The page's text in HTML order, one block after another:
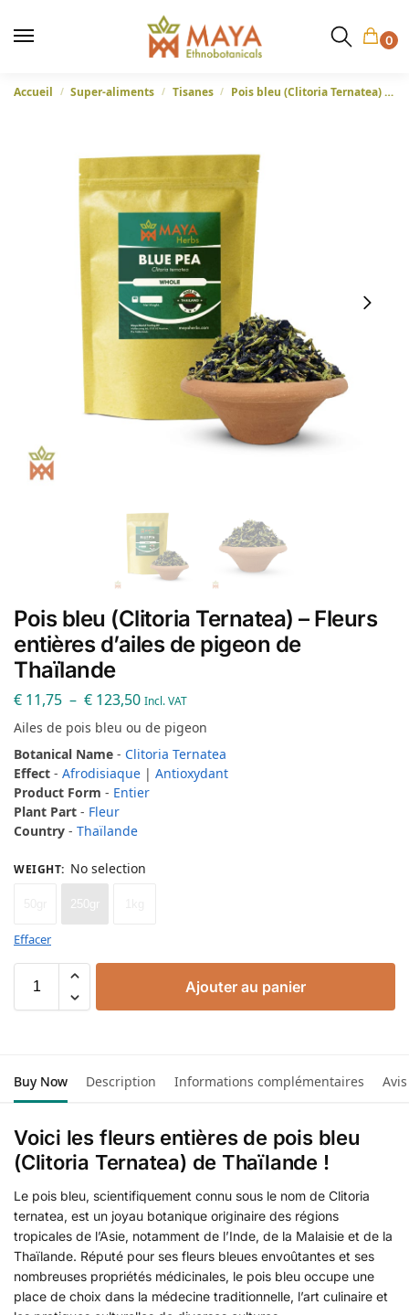
0
Accueil / Super-aliments / Tisanes / Pois bleu (Clitoria Ternatea) – Fleurs entières d’ailes de pigeon de Thaïlande
Pois bleu (Clitoria Ternatea) – Fleurs
entières d’ailes de pigeon de
Thaïlande
€ 11,75 – € 123,50 Incl. VAT
Ailes de pois bleu ou de pigeon
Botanical Name - Clitoria Ternatea
Effect - Afrodisiaque | Antioxydant
Product Form - Entier
Plant Part - Fleur
Country - Thaïlande
WEIGHT: No selection
250gr
Effacer
Ajouter au panier
Buy Now Description Informations complémentaires Avis
Voici les fleurs entières de pois bleu
(Clitoria Ternatea) de Thaïlande !
Le pois bleu, scientifiquement connu sous le nom de Clitoria
ternatea, est un joyau botanique originaire des régions
tropicales de l’Asie, notamment de l’Inde, de la Malaisie et de la
Thaïlande. Réputé pour ses fleurs bleues envoûtantes et ses
nombreuses propriétés médicinales, le pois bleu occupe une
place de choix dans la médecine traditionnelle, l’art culinaire et